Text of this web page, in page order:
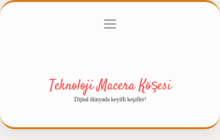
Gizlilik Politikası
menüyü
Teknoloji Macera Köşesi
Dijital dünyada keyifli keşifler!